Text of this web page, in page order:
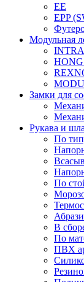
EE
EPP
Модульная
Замки для
Рукава и
По
По
В
По
ПВХ